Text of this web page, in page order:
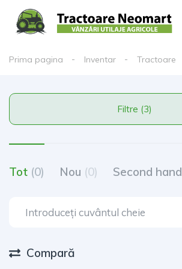
Prima pagina Inventar Tractoare
Filtre (3)
Tot (0) Nou (0) Second hand
Compară